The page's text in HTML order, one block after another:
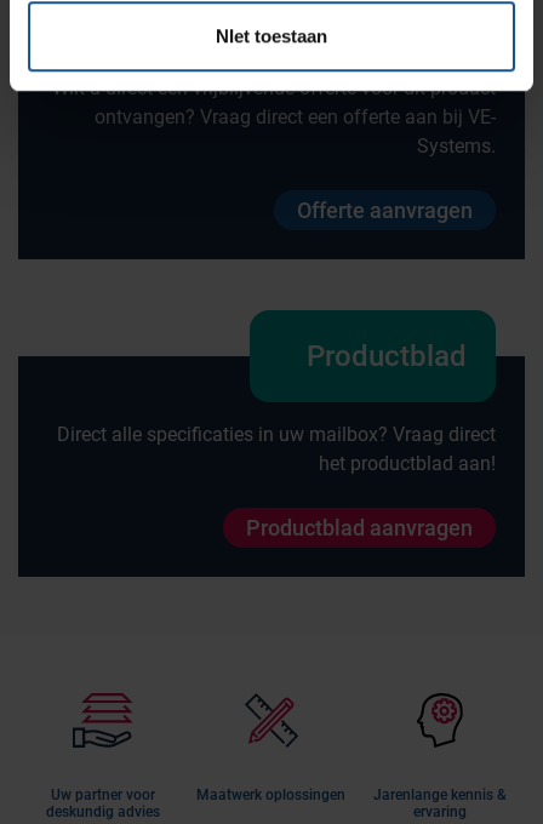
NIet toestaan
Offerte
Wilt u direct een vrijblijvende offerte voor dit product
ontvangen? Vraag direct een offerte aan bij VE-
Systems.
Offerte aanvragen
Productblad
Direct alle specificaties in uw mailbox? Vraag direct
het productblad aan!
Productblad aanvragen
Uw partner voor
deskundig advies
Maatwerk oplossingen
Jarenlange kennis &
ervaring